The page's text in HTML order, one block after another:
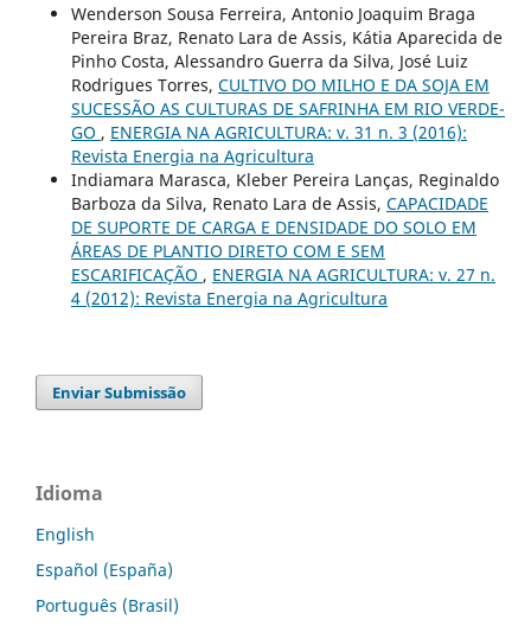
Wenderson Sousa Ferreira, Antonio Joaquim Braga
Pereira Braz, Renato Lara de Assis, Kátia Aparecida de
Pinho Costa, Alessandro Guerra da Silva, José Luiz
Rodrigues Torres, CULTIVO DO MILHO E DA SOJA EM
SUCESSÃO AS CULTURAS DE SAFRINHA EM RIO VERDE-
GO , ENERGIA NA AGRICULTURA: v. 31 n. 3 (2016):
Revista Energia na Agricultura
Indiamara Marasca, Kleber Pereira Lanças, Reginaldo
Barboza da Silva, Renato Lara de Assis, CAPACIDADE
DE SUPORTE DE CARGA E DENSIDADE DO SOLO EM
ÁREAS DE PLANTIO DIRETO COM E SEM
ESCARIFICAÇÃO , ENERGIA NA AGRICULTURA: v. 27 n.
4 (2012): Revista Energia na Agricultura
Enviar Submissão
Idioma
English
Español (España)
Português (Brasil)